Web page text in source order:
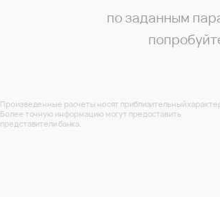
по заданным
Произведенные расчеты носят приблизительный
Более точную информацию могут предоставить
представители банка.